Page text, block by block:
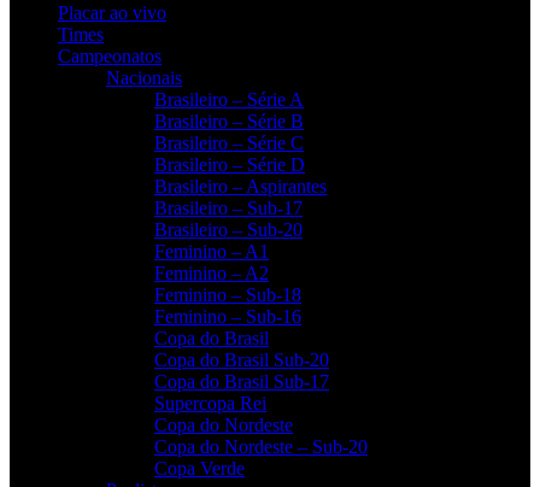
Placar ao vivo
Times
Campeonatos
Nacionais
Brasileiro – Série A
Brasileiro – Série B
Brasileiro – Série C
Brasileiro – Série D
Brasileiro – Aspirantes
Brasileiro – Sub-17
Brasileiro – Sub-20
Feminino – A1
Feminino – A2
Feminino – Sub-18
Feminino – Sub-16
Copa do Brasil
Copa do Brasil Sub-20
Copa do Brasil Sub-17
Supercopa Rei
Copa do Nordeste
Copa do Nordeste – Sub-20
Copa Verde